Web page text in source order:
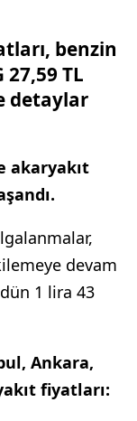
benzin
27,59 TL
detaylar
akaryakıt
devam
1 lira 43
Ankara,
fiyatları: